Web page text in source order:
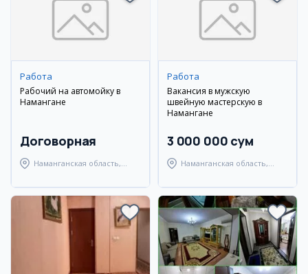
Работа
Рабочий на автомойку в
Намангане
Договорная
Наманганская область,
Работа
Вакансия в мужскую
швейную мастерскую в
Намангане
3 000 000 сум
Наманганская область,